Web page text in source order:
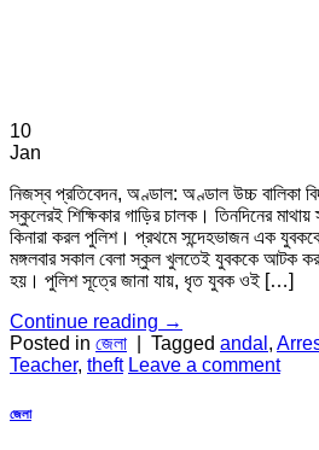
10
Jan
নিজস্ব প্রতিবেদন, অণ্ডাল: অণ্ডাল উচ্চ বালিকা
স্কুলেরই শিক্ষিকার গাড়ির চালক। তিনদিনের
কিনারা করল পুলিশ। প্রথমে সন্দেহভাজন এক
মঙ্গলবার সকাল বেলা স্কুল খুলতেই যুবককে আটক
হয়। পুলিশ সূত্রে জানা যায়, ধৃত যুবক ওই […]
Continue reading →
Posted in জেলা Tagged andal ,
Teacher, theft Leave a comment
জেলা